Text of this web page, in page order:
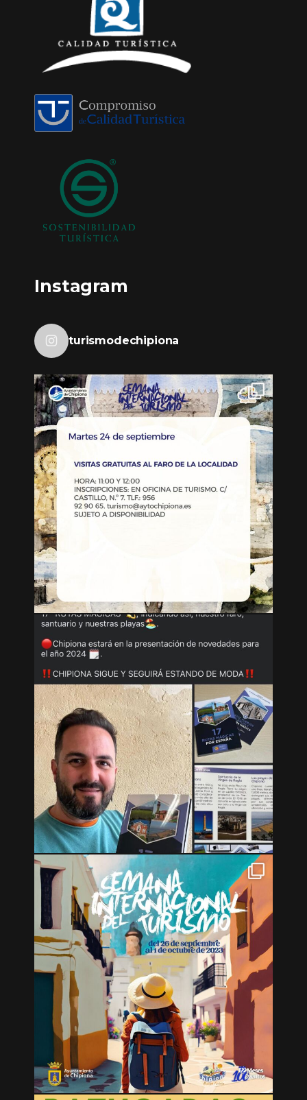
Instagram
turismodechipiona